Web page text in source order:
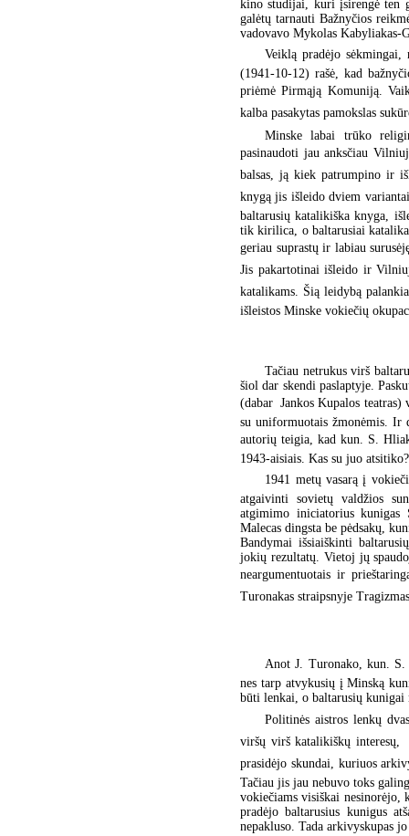
kino studijai, kuri įsirengė ten
galėtų tarnauti Bažnyčios
vadovavo Mykolas Kabyliakas-
Veiklą pradėjo sėkmingai,
(1941-10-12) rašė, kad
priėmė Pirmąją Komuniją.
kalba pasakytas pamokslas
Minske labai trūko
pasinaudoti jau anksčiau
balsas, ją kiek patrumpino ir
knygą jis išleido dviem
baltarusių katalikiška knyga,
tik kirilica, o baltarusiai
geriau suprastų ir labiau
Jis pakartotinai išleido ir
katalikams. Šią leidybą
išleistos Minske vokiečių
Tačiau netrukus virš
šiol dar skendi paslaptyje.
(dabar  Jankos Kupalos
su uniformuotais žmonėmis. Ir
autorių teigia, kad kun. S.
1943-aisiais. Kas su juo
1941 metų vasarą į
atgaivinti sovietų valdžios
atgimimo iniciatorius kunigas
Malecas dingsta be pėdsakų,
Bandymai išsiaiškinti
jokių rezultatų. Vietoj jų
neargumentuotais ir
Turonakas straipsnyje
Anot J. Turonako, kun. S.
nes tarp atvykusių į Minską
būti lenkai, o baltarusių kunigai
Politinės aistros lenkų
viršų virš katalikiškų interesų,
prasidėjo skundai, kuriuos
Tačiau jis jau nebuvo toks
vokiečiams visiškai nesinorėjo,
pradėjo baltarusius kunigus
nepakluso. Tada arkivyskupas